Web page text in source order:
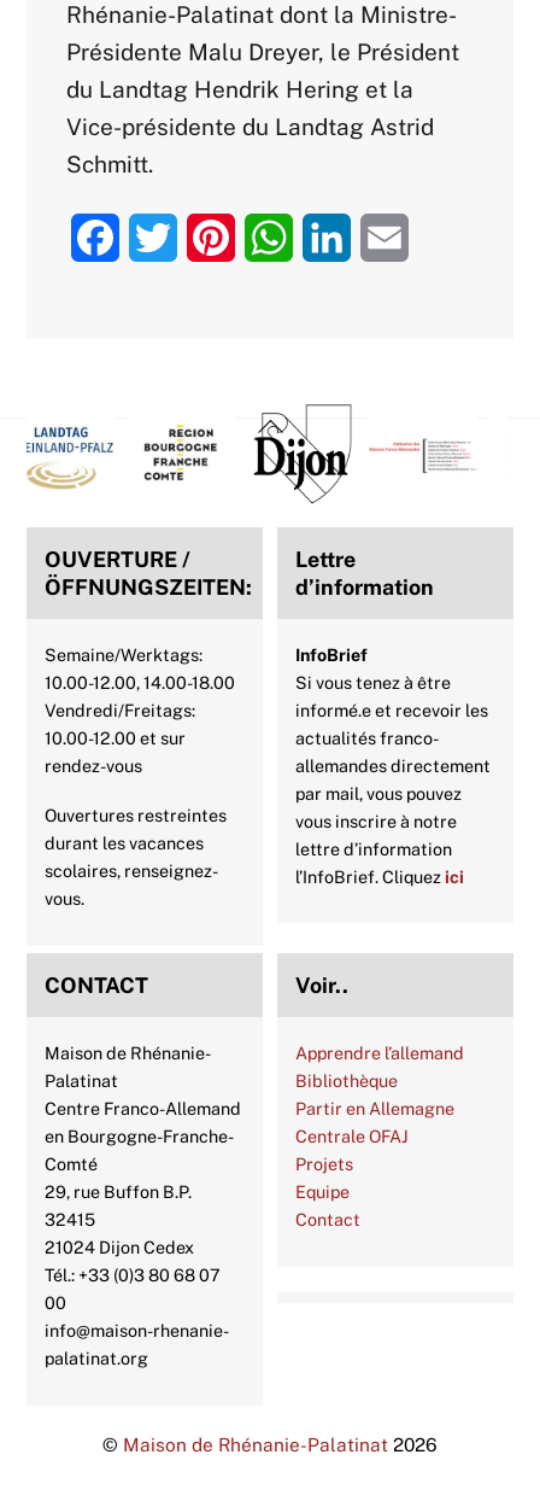
Rhénanie-Palatinat dont la Ministre-
Présidente Malu Dreyer, le Président
du Landtag Hendrik Hering et la
Vice-présidente du Landtag Astrid
Schmitt.
o
k
t
e
r e
s
W
s
A
p
p
I
n
Back
To
Top
OUVERTURE /
ÖFFNUNGSZEITEN:
Semaine/Werktags:
10.00-12.00, 14.00-18.00
Vendredi/Freitags:
10.00-12.00 et sur
rendez-vous
Ouvertures restreintes
durant les vacances
scolaires, renseignez-
vous.
Lettre
d’information
InfoBrief
Si vous tenez à être
informé.e et recevoir les
actualités franco-
allemandes directement
par mail, vous pouvez
vous inscrire à notre
lettre d’information
l’InfoBrief. Cliquezici
CONTACT
Maison de Rhénanie-
Palatinat
Centre Franco-Allemand
en Bourgogne-Franche-
Comté
29, rue Buffon B.P.
32415
21024 Dijon Cedex
Tél.: +33 (0)3 80 68 07
00
info@maison-rhenanie-
palatinat.org
Voir..
Apprendre l’allemand
Bibliothèque
Partir en Allemagne
Centrale OFAJ
Projets
Equipe
Contact
© Maison de Rhénanie-Palatinat 2026